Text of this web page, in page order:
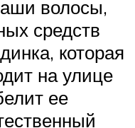
волосы,
средств
которая
на улице
ее